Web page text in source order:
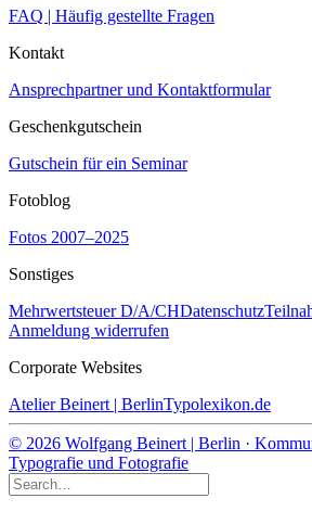
FAQ | Häufig gestellte Fragen
Kontakt
Ansprechpartner und Kontaktformular
Geschenkgutschein
Gutschein für ein Seminar
Fotoblog
Fotos 2007–2025
Sonstiges
Mehrwertsteuer D/A/CHDatenschutz
Anmeldung widerrufen
Corporate Websites
Atelier Beinert | BerlinTypolexikon.de
© 2026 Wolfgang Beinert | Berlin ·
Typografie und Fotografie